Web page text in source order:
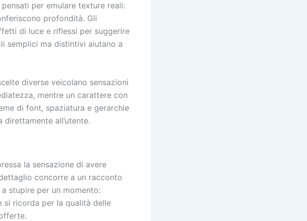
per emulare texture reali:
profondità. Gli
di luce e riflessi per suggerire
semplici ma distintivi aiutano a
diverse veicolano sensazioni
mentre un carattere con
di font, spaziatura e gerarchie
all’utente.
la sensazione di avere
concorre a un racconto
stupire per un momento:
si ricorda per la qualità delle